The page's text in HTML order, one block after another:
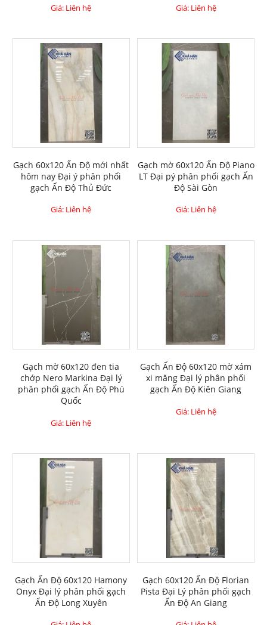
Giá: Liên hệ Giá: Liên hệ
Gạch 60x120 Ấn Độ mới nhất
hôm nay Đại ý phân phối
gạch Ấn Độ Thủ Đức
Giá: Liên hệ
Gạch mờ 60x120 Ấn Độ Piano
LT Đại pý phân phối gạch Ấn
Độ Sài Gòn
Giá: Liên hệ
Gạch mờ 60x120 đen tia
chớp Nero Markina Đại lý
phân phối gạch Ấn Độ Phú
Quốc
Giá: Liên hệ
Gạch Ấn Độ 60x120 mờ xám
xi măng Đại lý phân phối
gạch Ấn Độ Kiên Giang
Giá: Liên hệ
Gạch Ấn Độ 60x120 Hamony
Onyx Đại lý phân phối gạch
Ấn Độ Long Xuyên
Gạch 60x120 Ấn Độ Florian
Pista Đại Lý phân phối gạch
Ấn Độ An Giang